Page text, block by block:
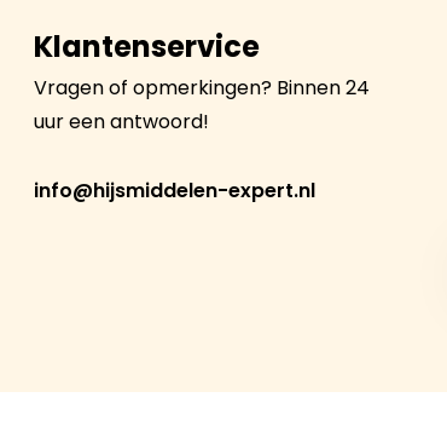
Klantenservice
Vragen of opmerkingen? Binnen 24
uur een antwoord!
info@hijsmiddelen-expert.nl